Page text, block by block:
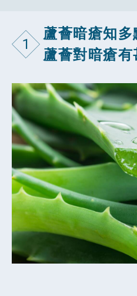
1
蘆薈暗瘡知多
蘆薈對暗瘡有